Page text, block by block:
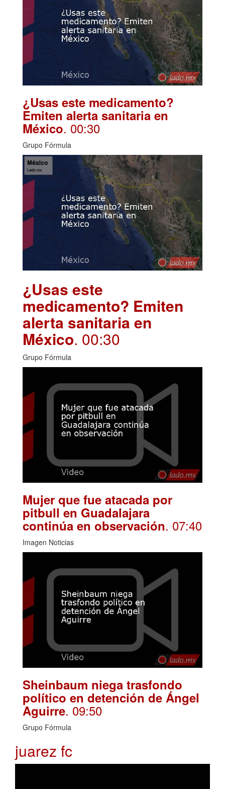
¿Usas este medicamento?
Emiten alerta sanitaria en
México. 00:30
Grupo Fórmula
¿Usas este
medicamento? Emiten
alerta sanitaria en
México. 00:30
Grupo Fórmula
Mujer que fue atacada por
pitbull en Guadalajara
continúa en observación. 07:40
Imagen Noticias
Sheinbaum niega trasfondo
político en detención de Ángel
Aguirre. 09:50
Grupo Fórmula
juarez fc